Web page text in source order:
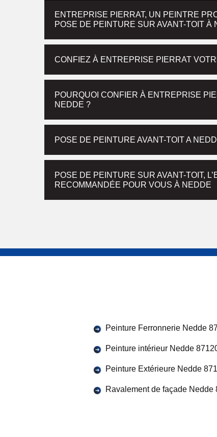
ENTREPRISE PIERRAT, UN PEINTRE
POSE DE PEINTURE SUR AVANT-TOIT À
CONFIEZ À ENTREPRISE PIERRAT
POURQUOI CONFIER À ENTREPRISE
NEDDE ?
POSE DE PEINTURE AVANT-TOIT A
POSE DE PEINTURE SUR AVANT-TOIT,
RECOMMANDÉE POUR VOUS À NEDDE
Peinture Ferronnerie Nedde
Peinture intérieur Nedde
Peinture Extérieure Nedde
Ravalement de façade Nedde